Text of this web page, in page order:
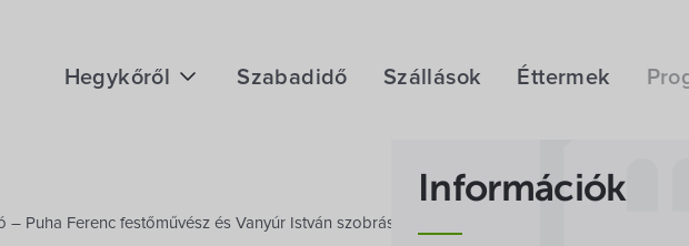
Hegykőről Szabadidő Szállások Éttermek
– Puha Ferenc festőművész és Vanyúr István szobrászművész kiállításának megnyitója
Információk